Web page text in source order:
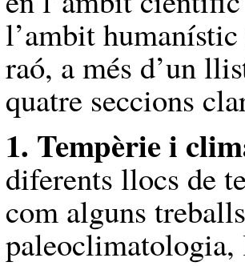
l’ambit
raó, a més d’un
quatre seccions
1. Tempèrie i
diferents llocs de
com alguns
paleoclimatologia,